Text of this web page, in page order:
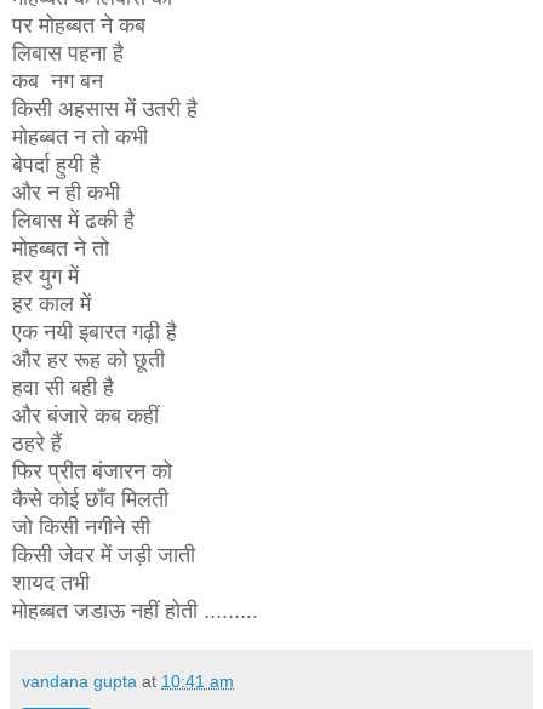
पर मोहब्बत ने कब
लिबास पहना है
कब नग बन
किसी अहसास में उतरी है
मोहब्बत न तो कभी
बेपर्दा हुयी है
और न ही कभी
लिबास में ढकी है
मोहब्बत ने तो
हर युग में
हर काल में
एक नयी इबारत गढ़ी है
और हर रूह को छूती
हवा सी बही है
और बंजारे कब कहीं
ठहरे हैं
फिर प्रीत बंजारन को
कैसे कोई छाँव मिलती
जो किसी नगीने सी
किसी जेवर में जड़ी जाती
शायद तभी
मोहब्बत जडाऊ नहीं होती .........
vandana gupta at 10:41 am